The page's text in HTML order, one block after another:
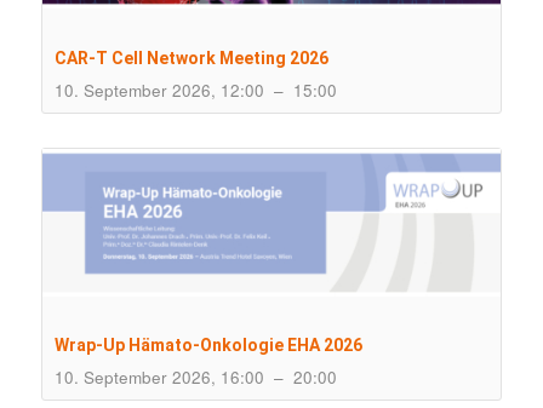
CAR-T Cell Network Meeting 2026
10. September 2026, 12:00 – 15:00
Wrap-Up Hämato-Onkologie EHA 2026
10. September 2026, 16:00 – 20:00